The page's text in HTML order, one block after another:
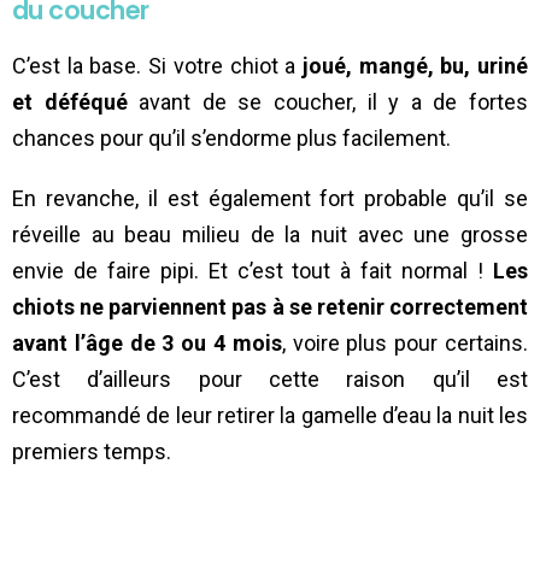
du coucher
C’est la base. Si votre chiot a joué, mangé, bu, uriné
et déféquéavant de se coucher, il y a de fortes
chances pour qu’il s’endorme plus facilement.
En revanche, il est également fort probable qu’il se
réveille au beau milieu de la nuit avec une grosse
envie de faire pipi. Et c’est tout à fait normal ! Les
chiots ne parviennent pas à se retenir correctement
avant l’âge de 3 ou 4 mois, voire plus pour certains.
C’est d’ailleurs pour cette raison qu’il est
recommandé de leur retirer la gamelle d’eau la nuit les
premiers temps.